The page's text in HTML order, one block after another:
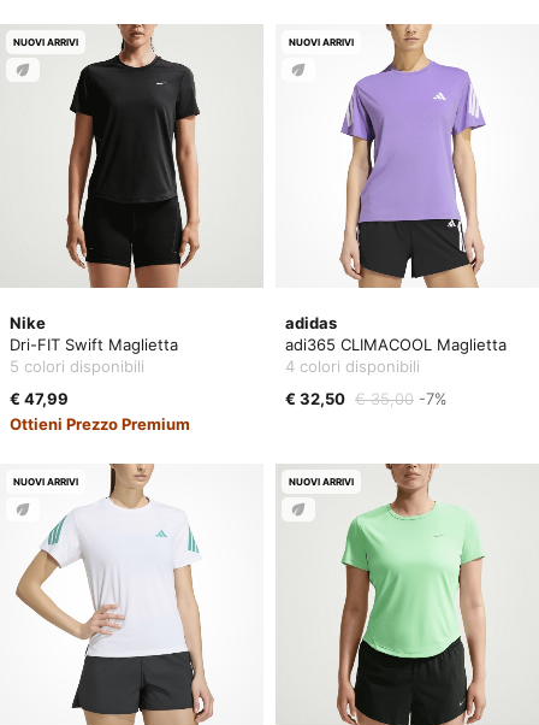
Nike
Dri-FIT Swift Maglietta
5 colori disponibili
€ 47,99
Ottieni Prezzo Premium
NUOVI ARRIVI
adidas
adi365 CLIMACOOL Maglietta
4 colori disponibili
€ 32,50 € 35,00 -7%
NUOVI ARRIVI
NUOVI ARRIVI NUOVI ARRIVI